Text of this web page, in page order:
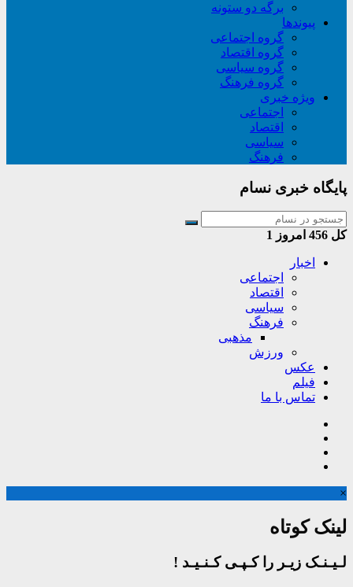
برگه دو ستونه
پیوندها
گروه اجتماعی
گروه اقتصاد
گروه سیاسی
گروه فرهنگ
ویژه خبری
اجتماعی
اقتصاد
سیاسی
فرهنگ
پایگاه خبری نسام
کل امروز 1
اخبار
اجتماعی
اقتصاد
سیاسی
فرهنگ
مذهبی
ورزش
عکس
فیلم
تماس با ما
×
لینک کوتاه
لـیـنـک زیـر را کـپـی کـنـیـد !